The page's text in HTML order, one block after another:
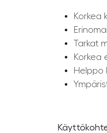
Korkea
Tarkat
Korkea
Helppo